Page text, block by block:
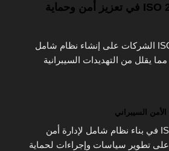
أهمية شهادة ISO 27001 في تعزيز أمن وحماية
تساعد شهادة ISO 27001 الشركات على إنشاء نظام شامل
مما يقلل من التهديدات السيبرانية
السيبراني
تسهم شهادة ISO 27001 في بناء نظام شامل لإدارة أمن
تطوير سياسات وإجراءات لحماية